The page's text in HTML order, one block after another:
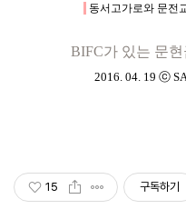
동서고가로와 문전
BIFC가 있는 문
2016. 04. 19 ⓒ
15 구독하기